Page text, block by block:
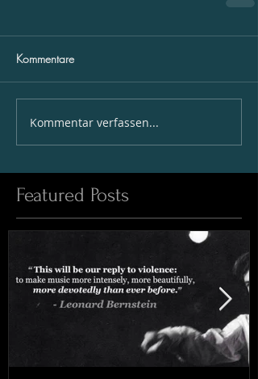
Kommentare
Kommentar verfassen...
Featured Posts